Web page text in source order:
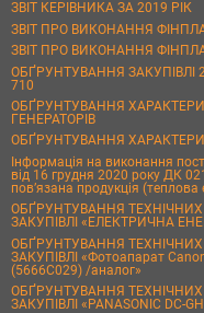
ЗВІТ КЕРІВНИКА ЗА 2019 РІК
ЗВІТ ПРО ВИКОНАННЯ
ЗВІТ ПРО ВИКОНАННЯ
ОБҐРУНТУВАННЯ ЗАКУПІВЛІ
710
ОБҐРУНТУВАННЯ
ГЕНЕРАТОРІВ
ОБҐРУНТУВАННЯ
Інформація на виконання
від 16 грудня 2020 року ДК
пов’язана продукція (теплова
ОБҐРУНТУВАННЯ
ЗАКУПІВЛІ «ЕЛЕКТРИЧНА
ОБҐРУНТУВАННЯ
ЗАКУПІВЛІ «Фотоапарат
(5666C029) /аналог»
ОБҐРУНТУВАННЯ
ЗАКУПІВЛІ «PANASONIC DC-